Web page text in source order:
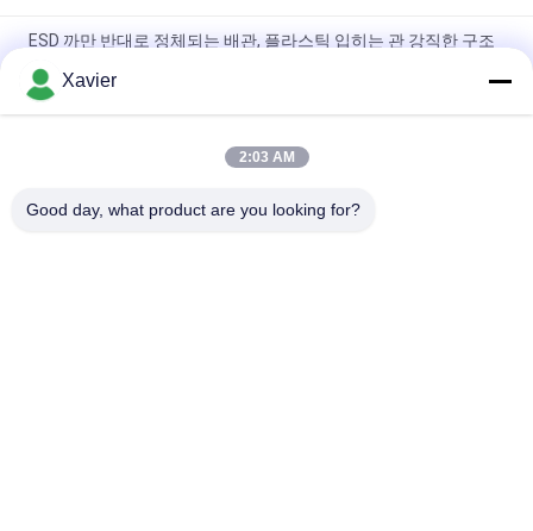
ESD 까만 반대로 정체되는 배관, 플라스틱 입히는 관 강직한 구조
가동 가능한 구조를 위한 플라스틱 입히는 ESD 관 녹 증거 28mm
Xavier
2:03 AM
Good day, what product are you looking for?